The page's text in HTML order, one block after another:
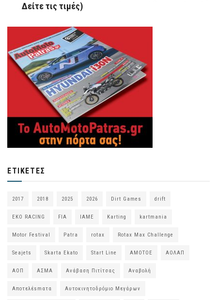
Δείτε τις τιμές)
ΕΤΙΚΈΤΕΣ
2017 2018 2025 2026 Dirt Games drift
EKO RACING FIA IAME Karting kartmania
Motor Festival Patra rotax Rotax Max Challenge
Seajets Skarta Ekato Start Line ΑΜΟΤΟΕ ΑΟΛΑΠ
ΑΟΠ ΑΣΜΑ Ανάβαση Πιτίτσας Αναβολή
Αποτελέsmατα Αυτοκινητοδρόμιο Μεγάρων